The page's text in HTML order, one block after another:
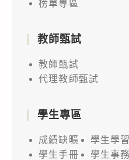
榜單專區
教師甄試
教師甄試
代理教師甄試
學生專區
成績缺曠
學生學
學生手冊
學生事